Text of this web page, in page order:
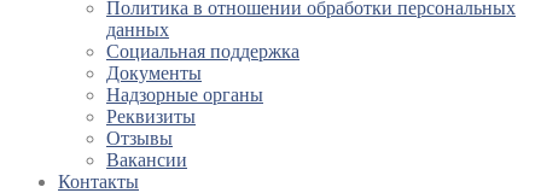
Политика в отношении обработки персональных
данных
Социальная поддержка
Документы
Надзорные органы
Реквизиты
Отзывы
Вакансии
Контакты